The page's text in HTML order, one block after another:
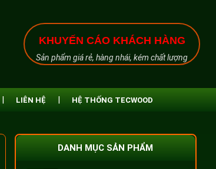
KHUYẾN CÁO KHÁCH HÀNG
Sản phẩm giá rẻ, hàng nhái, kém chất lượng
LIÊN HỆ HỆ THỐNG TECWOOD
DANH MỤC SẢN PHẨM